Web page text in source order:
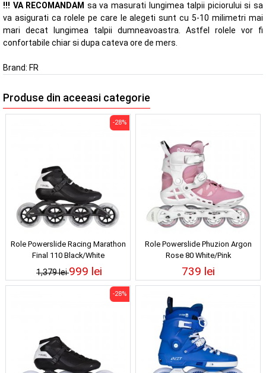
!!! VA RECOMANDAM sa va masurati lungimea talpii piciorului si sa
va asigurati ca rolele pe care le alegeti sunt cu 5-10 milimetri mai
mari decat lungimea talpii dumneavoastra. Astfel rolele vor fi
confortabile chiar si dupa cateva ore de mers.
Brand: FR
Produse din aceeasi categorie
Role Powerslide Racing Marathon
Final 110 Black/White
1,379 lei
-28%
999 lei
Role Powerslide Phuzion Argon
Rose 80 White/Pink
739 lei
-28%